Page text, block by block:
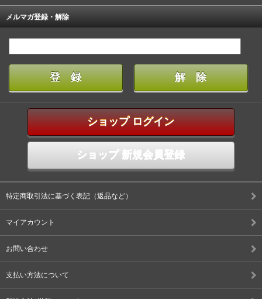
メルマガ登録・解除
ショップ ログイン
ショップ 新規会員登録
特定商取引法に基づく表記（返品など）
マイアカウント
お問い合わせ
支払い方法について